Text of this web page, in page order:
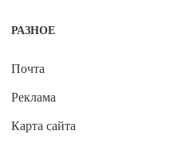
РАЗНОЕ
Почта
Реклама
Карта сайта